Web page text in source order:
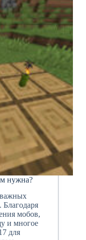
нужна?
Благодаря
мобов,
и многое
для